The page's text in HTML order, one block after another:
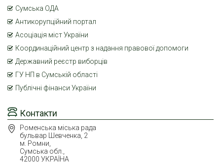
Контакти
Роменська міська рада
бульвар Шевченка, 2
м. Ромни,
Сумська обл.,
42000 УКРАЇНА
Сумська ОДА
Антикорупційний портал
Асоціація міст України
Координаційний центр з надання правової допомоги
Державний реєстр виборців
ГУ НП в Сумській області
Публічні фінанси України